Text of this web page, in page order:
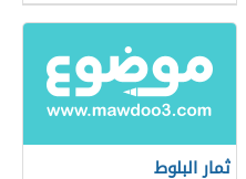
ثمار البلوط